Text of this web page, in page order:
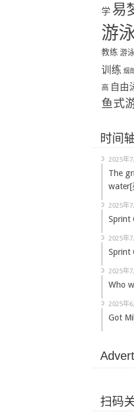
学 易
游
教练 游
训练 烟
高 自由
鱼式
时间
2025年7
The
water[
2025年7
Sprint
2025年7
Sprint
2025年7
Who
2025年6
Got
扫码